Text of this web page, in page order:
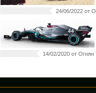
24/06/2022 от
14/02/2020 от